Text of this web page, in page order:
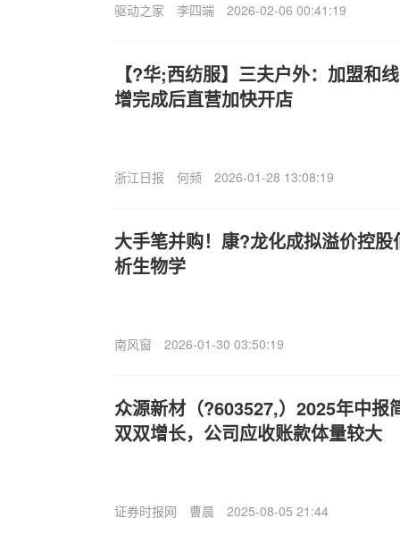
驱动之家 李四端 2026-02-06 00:41:19
【?华;西纺服】三夫户外：加盟和
增完成后直营加快开店
浙江日报 何频 2026-01-28 13:08:19
大手笔并购！康?龙化成拟溢价控
析生物学
南风窗 2026-01-30 03:50:19
众源新材（?603527,）2025年中报
双双增长，公司应收账款体量较大
证券时报网 曹晨 2025-08-05 21:44